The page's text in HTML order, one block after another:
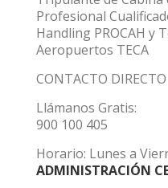
Profesional
Handling PROCAH y
Aeropuertos TECA
CONTACTO DIRECTO
Llámanos Gratis:
900 100 405
Horario: Lunes a
ADMINISTRACIÓN